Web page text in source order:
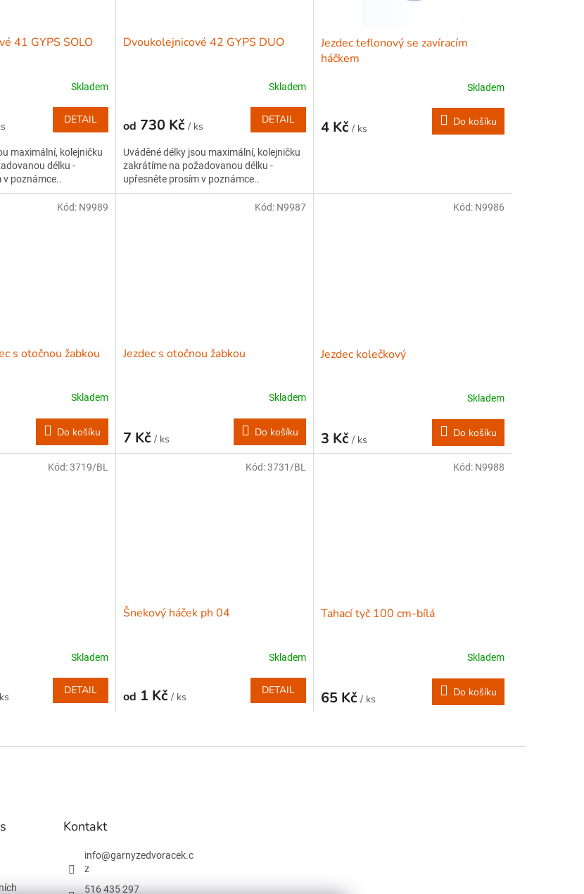
41 GYPS SOLO
Skladem
DETAIL
maximální, kolejničku
délku -
v poznámce..
Dvoukolejnicové 42 GYPS DUO
Skladem
od 730 Kč / ks
DETAIL
Uváděné délky jsou maximální, kolejničku
zakrátíme na požadovanou délku -
upřesněte prosím v poznámce..
Jezdec teflonový se zavíracím
háčkem
Skladem
4 Kč / ks
Do košíku
s otočnou žabkou
Skladem
Do košíku
Kód: N9989
Jezdec s otočnou žabkou
Skladem
7 Kč / ks
Do košíku
Kód: N9987
Jezdec kolečkový
Skladem
3 Kč / ks
Do košíku
Kód: N9986
Skladem
DETAIL
Kód:3719/BL
Šnekový háček ph 04
Skladem
od 1 Kč / ks
DETAIL
Kód:3731/BL
Tahací tyč 100 cm-bílá
Skladem
65 Kč / ks
Do košíku
Kód: N9988
v
Kontakt
info@garnyzedvoracek.c
z
516 435 297